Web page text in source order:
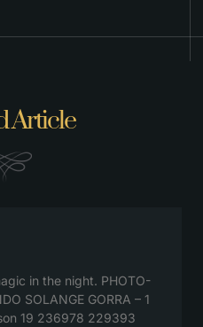
Article
in the night. PHOTO-
SOLANGE GORRA – 1
19 236978 229393